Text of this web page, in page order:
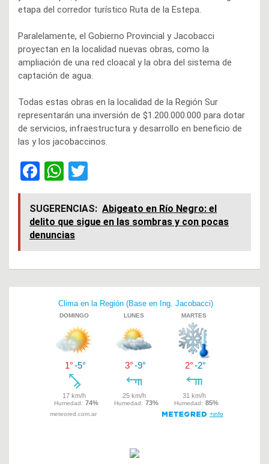
etapa del corredor turístico Ruta de la Estepa.
Paralelamente, el Gobierno Provincial y Jacobacci
proyectan en la localidad nuevas obras, como la
ampliación de una red cloacal y la obra del sistema de
captación de agua.
Todas estas obras en la localidad de la Región Sur
representarán una inversión de $1.200.000.000 para dotar
de servicios, infraestructura y desarrollo en beneficio de
las y los jacobaccinos.
F
a
ce
b
o
o
k
W
h
at
s
A
p
p
wi
tt
er
SUGERENCIAS: Abigeato en Río Negro: el
delito que sigue en las sombras y con pocas
denuncias
entradas